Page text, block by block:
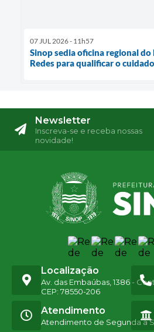
07 JUL 2026 - 11h57
Sinop sedia oficina regional do
Redes para qualificar o
Newsletter
Inscreva-se e receba nossas
novidade!
Localização
Av. das Embaúbas, 1386 -
CEP: 78550-206
Atendimento
Atendimento de Segunda a